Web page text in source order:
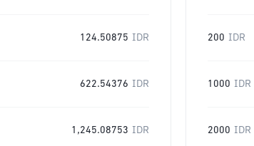
124.50875 IDR
622.54376 IDR
1,245.08753 IDR
200 IDR
1000 IDR
2000 IDR